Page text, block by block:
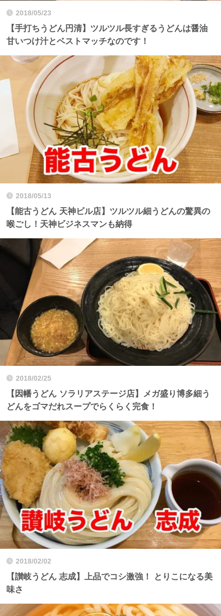
2018/05/23
【手打ちうどん円清】ツルツル長すぎるうどんは醤油
甘いつけ汁とベストマッチなのです！
2018/05/13
【能古うどん 天神ビル店】ツルツル細うどんの驚異の
喉ごし！天神ビジネスマンも納得
2018/02/25
【因幡うどん ソラリアステージ店】メガ盛り博多細う
どんをゴマだれスープでらくらく完食！
2018/02/02
【讃岐うどん 志成】上品でコシ激強！ とりこになる美
味さ